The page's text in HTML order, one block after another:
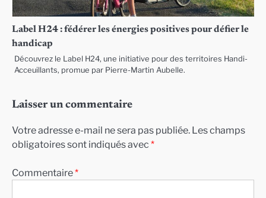
Label H24 : fédérer les énergies positives pour défier le
handicap
Découvrez le Label H24, une initiative pour des territoires Handi-
Acceuillants, promue par Pierre-Martin Aubelle.
Laisser un commentaire
Votre adresse e-mail ne sera pas publiée. Les champs
obligatoires sont indiqués avec *
Commentaire*